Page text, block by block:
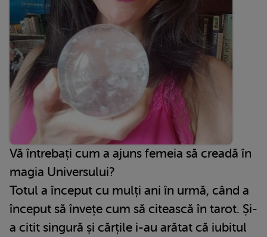
Vă întrebați cum a ajuns femeia să creadă în
magia Universului?
Totul a început cu mulți ani în urmă, când a
început să învețe cum să citească în tarot. Și-
a citit singură și cărțile i-au arătat că iubitul